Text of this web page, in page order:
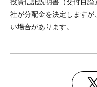
社が分配金を決定します
い場合があります。